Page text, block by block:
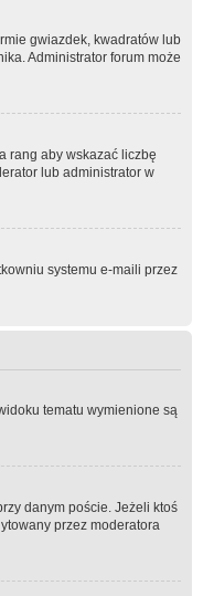
gwiazdek, kwadratów lub
Administrator forum może
rang aby wskazać liczbę
lub administrator w
systemu e-maili przez
tematu wymienione są
danym poście. Jeżeli ktoś
przez moderatora